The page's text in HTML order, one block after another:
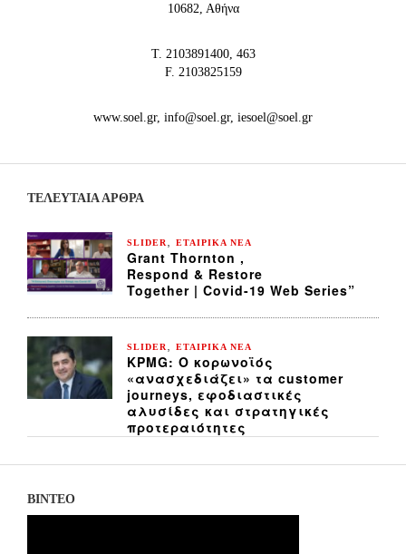
10682, Αθήνα
Τ. 2103891400, 463
F. 2103825159
www.soel.gr, info@soel.gr, iesoel@soel.gr
ΤΕΛΕΥΤΑΙΑ ΆΡΘΡΑ
SLIDER ΕΤΑΙΡΙΚΑ ΝΕΑ
Grant Thornton ,
Respond & Restore
Together | Covid-19 Web Series”
SLIDER ΕΤΑΙΡΙΚΑ ΝΕΑ
KPMG: Ο κορωνοϊός
«ανασχεδιάζει» τα customer
journeys, εφοδιαστικές
αλυσίδες και στρατηγικές
προτεραιότητες
ΒΙΝΤΕΟ